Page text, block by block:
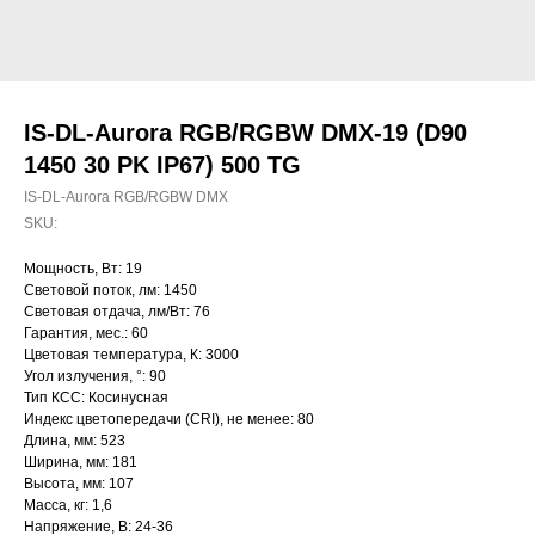
IS-DL-Aurora RGB/RGBW DMX-19 (D90
1450 30 PK IP67) 500 TG
IS-DL-Aurora RGB/RGBW DMX
SKU:
Мощность, Вт: 19
Световой поток, лм: 1450
Световая отдача, лм/Вт: 76
Гарантия, мес.: 60
Цветовая температура, К: 3000
Угол излучения, °: 90
Тип КСС: Косинусная
Индекс цветопередачи (CRI), не менее: 80
Длина, мм: 523
Ширина, мм: 181
Высота, мм: 107
Масса, кг: 1,6
Напряжение, В: 24-36